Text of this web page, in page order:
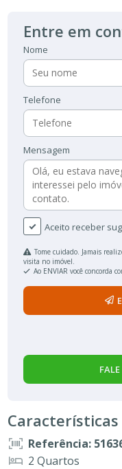
Entre em
Nome
Telefone
Mensagem
Aceito receber
Tome cuidado. Jamais
visita no imóvel.
Ao ENVIAR você concorda
Características
Referência:
2 Quartos